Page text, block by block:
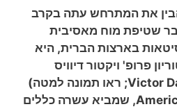
את המתרחש עתה בקרב
שטיפת מוח מאסיבית
בארצות הברית, היא
פרופ' ויקטור דיוויס
האנסון (Victor Davis Hanson; ראו תמונה למטה)
באתר American Greatness, שמביא עשרה כללים